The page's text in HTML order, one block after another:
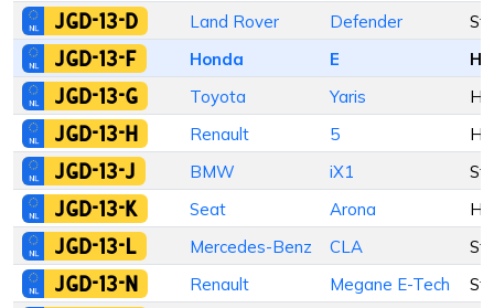
JGD-13-D Land Rover Defender
JGD-13-F Honda E
JGD-13-G Toyota Yaris
JGD-13-H Renault 5
JGD-13-J BMW iX1
JGD-13-K Seat Arona
JGD-13-L Mercedes-Benz CLA
JGD-13-N Renault Megane E-Tech